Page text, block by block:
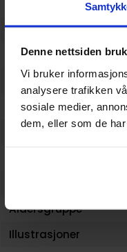
Denne nettsiden
Vi bruker
analysere trafikken
sosiale medier,
dem, eller som de
Serie
Forfattere
Genre
Antall Sider
Utgiver
Aldersgruppe
Illustrasjoner